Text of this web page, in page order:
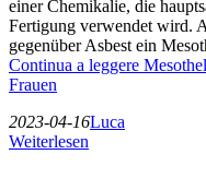
einer Chemikalie, die
Fertigung verwendet wird.
gegenüber Asbest ein
Continua a leggere
Frauen
2023-04-16Luca
Weiterlesen